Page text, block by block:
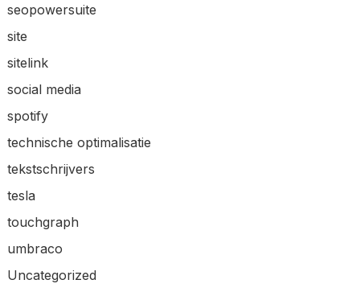
seopowersuite
site
sitelink
social media
spotify
technische optimalisatie
tekstschrijvers
tesla
touchgraph
umbraco
Uncategorized